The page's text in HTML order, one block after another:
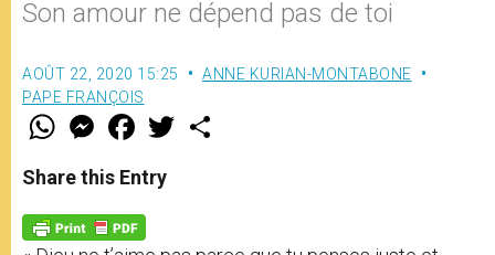
Son amour ne dépend pas de toi
AOÛT 22, 2020 15:25
ANNE KURIAN-MONTABONE
PAPE FRANÇOIS
W
t
s
p
p
M
e
s
e
g
e
F
a
e
b
o
k
w
Share this Entry